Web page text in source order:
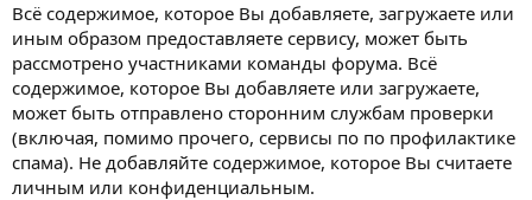
Всё содержимое, которое Вы добавляете, загружаете или
иным образом предоставляете сервису, может быть
рассмотрено участниками команды форума. Всё
содержимое, которое Вы добавляете или загружаете,
может быть отправлено сторонним службам проверки
(включая, помимо прочего, сервисы по по профилактике
спама). Не добавляйте содержимое, которое Вы считаете
личным или конфиденциальным.